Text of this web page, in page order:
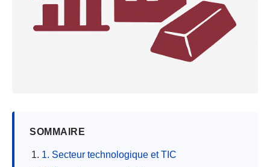
SOMMAIRE
1. Secteur technologique et TIC